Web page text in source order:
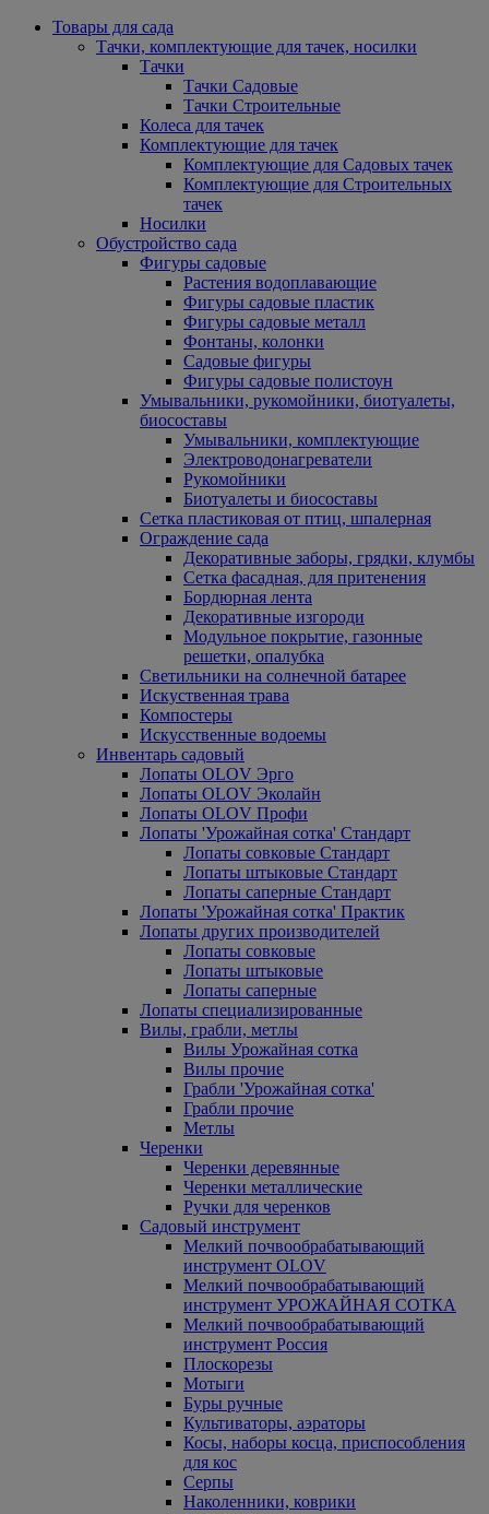
Товары для сада
Тачки, комплектующие для тачек, носилки
Тачки
Тачки Садовые
Тачки Строительные
Колеса для тачек
Комплектующие для тачек
Комплектующие для Садовых тачек
Комплектующие для Строительных
тачек
Носилки
Обустройство сада
Фигуры садовые
Растения водоплавающие
Фигуры садовые пластик
Фигуры садовые металл
Фонтаны, колонки
Садовые фигуры
Фигуры садовые полистоун
Умывальники, рукомойники, биотуалеты,
биосоставы
Умывальники, комплектующие
Электроводонагреватели
Рукомойники
Биотуалеты и биосоставы
Сетка пластиковая от птиц, шпалерная
Ограждение сада
Декоративные заборы, грядки, клумбы
Сетка фасадная, для притенения
Бордюрная лента
Декоративные изгороди
Модульное покрытие, газонные
решетки, опалубка
Светильники на солнечной батарее
Искуственная трава
Компостеры
Искусственные водоемы
Инвентарь садовый
Лопаты OLOV Эрго
Лопаты OLOV Эколайн
Лопаты OLOV Профи
Лопаты 'Урожайная сотка' Стандарт
Лопаты совковые Стандарт
Лопаты штыковые Стандарт
Лопаты саперные Стандарт
Лопаты 'Урожайная сотка' Практик
Лопаты других производителей
Лопаты совковые
Лопаты штыковые
Лопаты саперные
Лопаты специализированные
Вилы, грабли, метлы
Вилы Урожайная сотка
Вилы прочие
Грабли 'Урожайная сотка'
Грабли прочие
Метлы
Черенки
Черенки деревянные
Черенки металлические
Ручки для черенков
Садовый инструмент
Мелкий почвообрабатывающий
инструмент OLOV
Мелкий почвообрабатывающий
инструмент УРОЖАЙНАЯ СОТКА
Мелкий почвообрабатывающий
инструмент Россия
Плоскорезы
Мотыги
Буры ручные
Культиваторы, аэраторы
Косы, наборы косца, приспособления
для кос
Серпы
Наколенники, коврики